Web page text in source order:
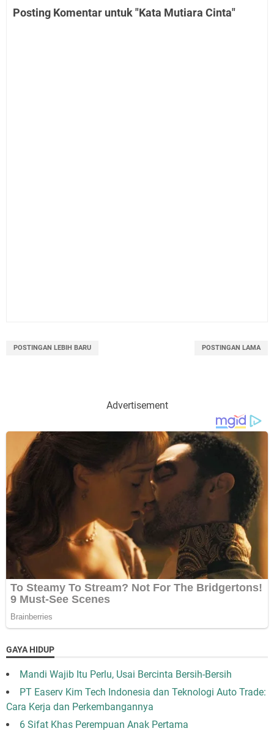
Posting Komentar untuk "Kata Mutiara Cinta"
POSTINGAN LEBIH BARU POSTINGAN LAMA
Advertisement
GAYA HIDUP
Mandi Wajib Itu Perlu, Usai Bercinta Bersih-Bersih
PT Easerv Kim Tech Indonesia dan Teknologi Auto Trade:
Cara Kerja dan Perkembangannya
6 Sifat Khas Perempuan Anak Pertama